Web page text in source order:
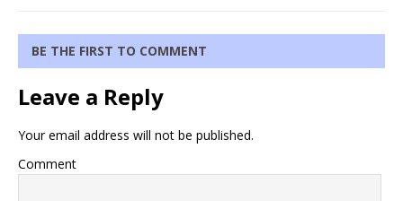
BE THE FIRST TO COMMENT
Leave a Reply
Your email address will not be published.
Comment